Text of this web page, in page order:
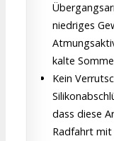
niedriges
kalte
Kein
dass diese
Radfahrt